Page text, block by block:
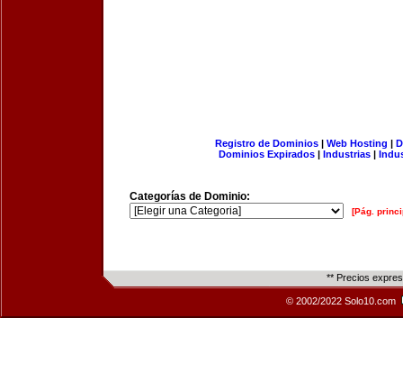
Registro de Dominios| Web Hosting |
Dominios Expirados | Industrias |
Categorías de Dominio:
[Pág.
** Precios
© 2002/2022 Solo10.com